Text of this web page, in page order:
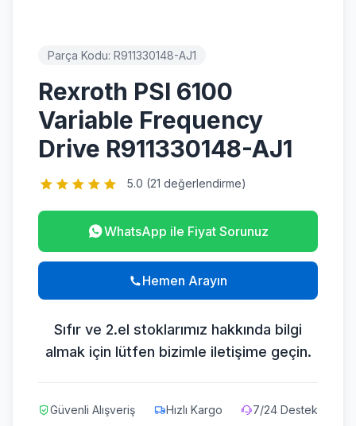
Parça Kodu: R911330148-AJ1
Rexroth PSI 6100
Variable Frequency
Drive R911330148-AJ1
5.0 (21 değerlendirme)
WhatsApp ile Fiyat Sorunuz
Hemen Arayın
Sıfır ve 2.el stoklarımız hakkında bilgi
almak için lütfen bizimle iletişime geçin.
Güvenli Alışveriş Hızlı Kargo 7/24 Destek